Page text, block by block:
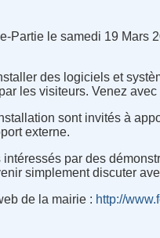
Partie le samedi 19 Mars
des logiciels et
les visiteurs. Venez
sont invités à
externe.
par des
simplement discuter
de la mairie : http://